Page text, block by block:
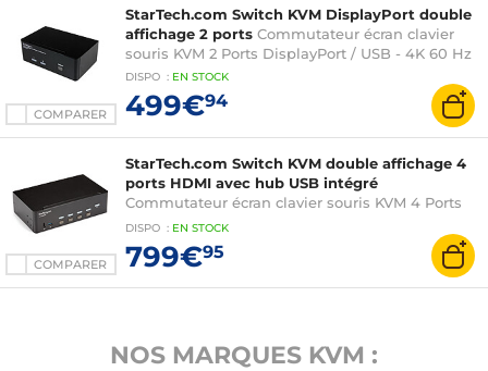
COMPARER
StarTech.com Switch KVM DisplayPort double
affichage 2 ports Commutateur écran clavier
souris KVM 2 Ports DisplayPort / USB - 4K 60 Hz
DISPO : EN STOCK
499€94
COMPARER
StarTech.com Switch KVM double affichage 4
ports HDMI avec hub USB intégré
Commutateur écran clavier souris KVM 4 Ports
HDMI - 4K 60 Hz - avec hub 2 Ports USB 3.0
DISPO : EN STOCK
799€95
NOS MARQUES KVM :